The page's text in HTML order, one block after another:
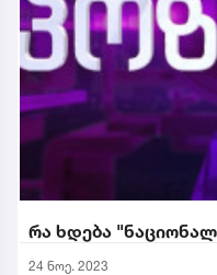
რა ხდება
24 ნოე. 2023